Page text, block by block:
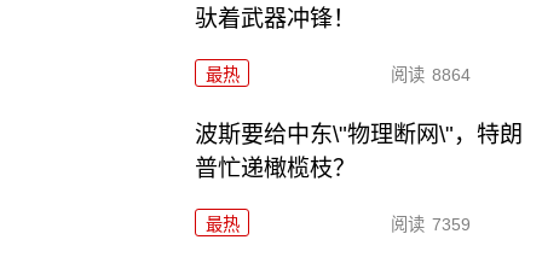
驮着武器冲锋！
最热 阅读 8864
波斯要给中东\"物理断网\"，特朗
普忙递橄榄枝？
最热 阅读 7359